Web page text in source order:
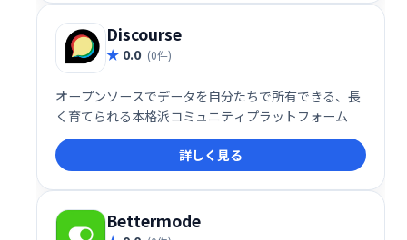
Discourse
0.0 (0件)
オープンソースでデータを自分たちで所有できる、長
く育てられる本格派コミュニティプラットフォーム
詳しく見る
Bettermode